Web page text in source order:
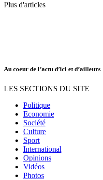
Plus d'articles
Au coeur de l’actu d’ici et d’ailleurs
LES SECTIONS DU SITE
Politique
Economie
Société
Culture
Sport
International
Opinions
Vidéos
Photos